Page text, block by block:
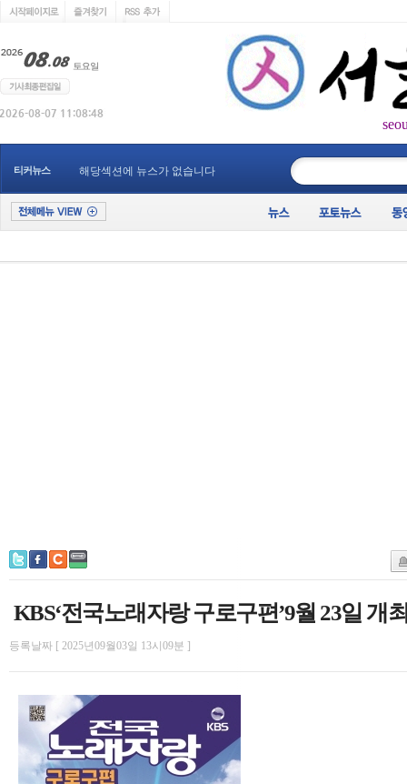
티커뉴스 해당섹션에 뉴스가 없습니다
KBS‘전국노래자랑 구로구편’9월 23일 개
등록날짜 [ 2025년09월03일 13시09분 ]